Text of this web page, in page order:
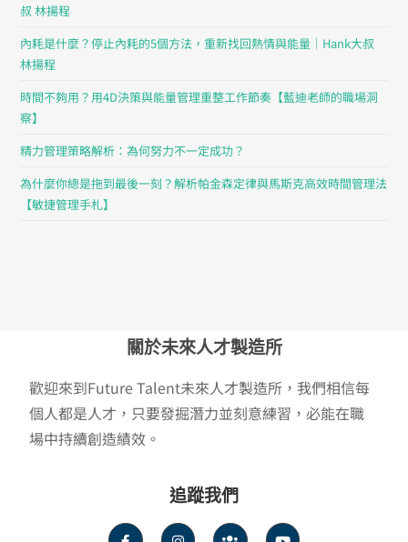
叔 林揚程
內耗是什麼？停止內耗的5個方法，重新找回熱情與能量｜Hank大叔
林揚程
時間不夠用？用4D決策與能量管理重整工作節奏【藍迪老師的職場洞
察】
精力管理策略解析：為何努力不一定成功？
為什麼你總是拖到最後一刻？解析帕金森定律與馬斯克高效時間管理法
【敏捷管理手札】
關於未來人才製造所
歡迎來到Future Talent未來人才製造所，我們相信每
個人都是人才，只要發掘潛力並刻意練習，必能在職
場中持續創造績效。
追蹤我們